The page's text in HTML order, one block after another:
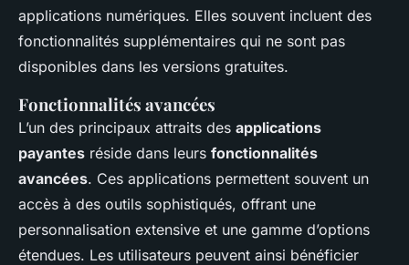
applications numériques. Elles souvent incluent des
fonctionnalités supplémentaires qui ne sont pas
disponibles dans les versions gratuites.
Fonctionnalités avancées
L’un des principaux attraits des applications
payantes réside dans leurs fonctionnalités
avancées. Ces applications permettent souvent un
accès à des outils sophistiqués, offrant une
personnalisation extensive et une gamme d’options
étendues. Les utilisateurs peuvent ainsi bénéficier